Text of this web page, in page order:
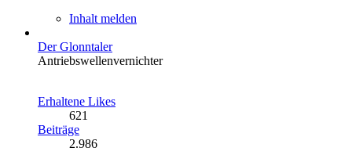
Inhalt melden
Der Glonntaler
Antriebswellenvernichter
Erhaltene Likes
621
Beiträge
2.986